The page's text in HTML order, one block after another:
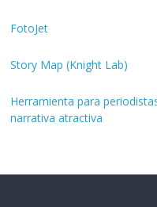
FotoJet
Story Map (Knight Lab)
Herramienta para
narrativa atractiva